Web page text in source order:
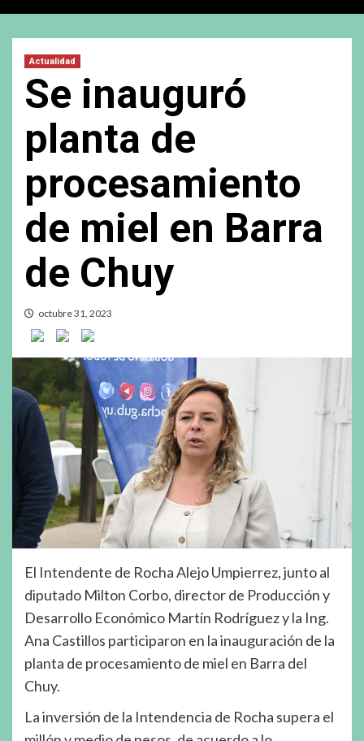
Actualidad
Se inauguró
planta de
procesamiento
de miel en Barra
de Chuy
octubre 31, 2023
El Intendente de Rocha Alejo Umpierrez, junto al
diputado Milton Corbo, director de Producción y
Desarrollo Económico Martín Rodríguez y la Ing.
Ana Castillos participaron en la inauguración de la
planta de procesamiento de miel en Barra del
Chuy.
La inversión de la Intendencia de Rocha supera el